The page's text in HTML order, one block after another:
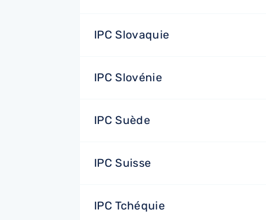
IPC Slovaquie
IPC Slovénie
IPC Suède
IPC Suisse
IPC Tchéquie